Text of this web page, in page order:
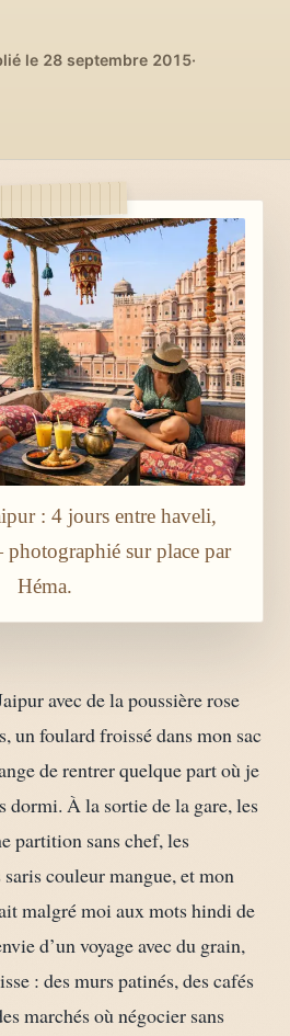
le 28 septembre 2015·
: 4 jours entre haveli,
photographié sur place par
Héma.
avec de la poussière rose
un foulard froissé dans mon sac
de rentrer quelque part où je
dormi. À la sortie de la gare, les
partition sans chef, les
couleur mangue, et mon
malgré moi aux mots hindi de
d’un voyage avec du grain,
: des murs patinés, des cafés
marchés où négocier sans